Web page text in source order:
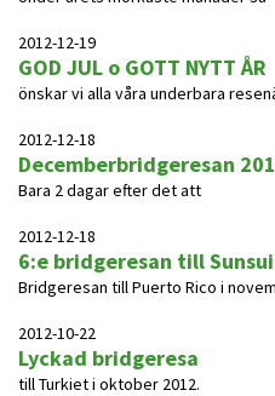
2012-12-19
GOD JUL o GOTT NYTT ÅR
önskar vi alla våra underbara
2012-12-18
Decemberbridgeresan
Bara 2 dagar efter det att
2012-12-18
6:e bridgeresan till
Bridgeresan till Puerto Rico i
2012-10-22
Lyckad bridgeresa
till Turkiet i oktober 2012.